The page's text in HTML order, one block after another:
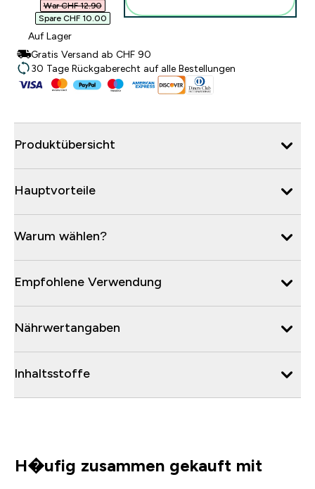
War CHF 12.90‎
Spare CHF 10.00‎
Auf Lager
Gratis Versand ab CHF 90
30 Tage Rückgaberecht auf alle Bestellungen
Produktübersicht
Hauptvorteile
Warum wählen?
Empfohlene Verwendung
Nährwertangaben
Inhaltsstoffe
H�ufig zusammen gekauft mit